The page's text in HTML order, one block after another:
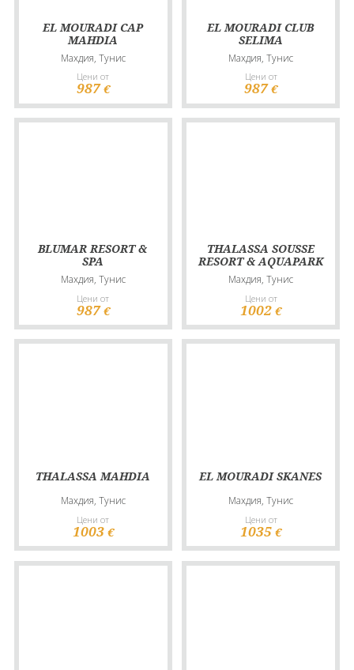
EL MOURADI CAP
MAHDIA
Махдия, Тунис
Цени от
987 €
EL MOURADI CLUB
SELIMA
Махдия, Тунис
Цени от
987 €
BLUMAR RESORT &
SPA
Махдия, Тунис
Цени от
987 €
THALASSA SOUSSE
RESORT & AQUAPARK
Махдия, Тунис
Цени от
1002 €
THALASSA MAHDIA
Махдия, Тунис
Цени от
1003 €
EL MOURADI SKANES
Махдия, Тунис
Цени от
1035 €